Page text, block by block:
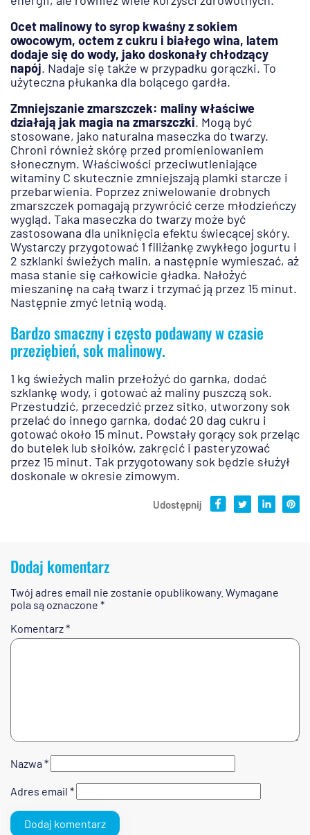
Ocet malinowy to syrop kwaśny z sokiem
owocowym, octem z cukru i białego wina, latem
dodaje się do wody, jako doskonały chłodzący
napój. Nadaje się także w przypadku gorączki. To
użyteczna płukanka dla bolącego gardła.
Zmniejszanie zmarszczek: maliny właściwe
działają jak magia na zmarszczki. Mogą być
stosowane, jako naturalna maseczka do twarzy.
Chroni również skórę przed promieniowaniem
słonecznym. Właściwości przeciwutleniające
witaminy C skutecznie zmniejszają plamki starcze i
przebarwienia. Poprzez zniwelowanie drobnych
zmarszczek pomagają przywrócić cerze młodzieńczy
wygląd. Taka maseczka do twarzy może być
zastosowana dla uniknięcia efektu świecącej skóry.
Wystarczy przygotować 1 filiżankę zwykłego jogurtu i
2 szklanki świeżych malin, a następnie wymieszać, aż
masa stanie się całkowicie gładka. Nałożyć
mieszaninę na całą twarz i trzymać ją przez 15 minut.
Następnie zmyć letnią wodą.
Bardzo smaczny i często podawany w czasie
przeziębień, sok malinowy.
1 kg świeżych malin przełożyć do garnka, dodać
szklankę wody, i gotować aż maliny puszczą sok.
Przestudzić, przecedzić przez sitko, utworzony sok
przelać do innego garnka, dodać 20 dag cukru i
gotować około 15 minut. Powstały gorący sok przeląc
do butelek lub słoików, zakręcić i pasteryzować
przez 15 minut. Tak przygotowany sok będzie służył
doskonale w okresie zimowym.
Udostępnij
Dodaj komentarz
Twój adres email nie zostanie opublikowany. Wymagane
pola są oznaczone *
Komentarz*
Nazwa *
Adres email *